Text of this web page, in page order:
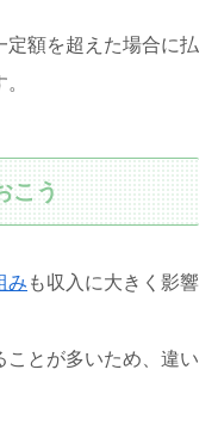
額を超えた場合に払
こう
み も収入に大きく影響
ことが多いため、違い